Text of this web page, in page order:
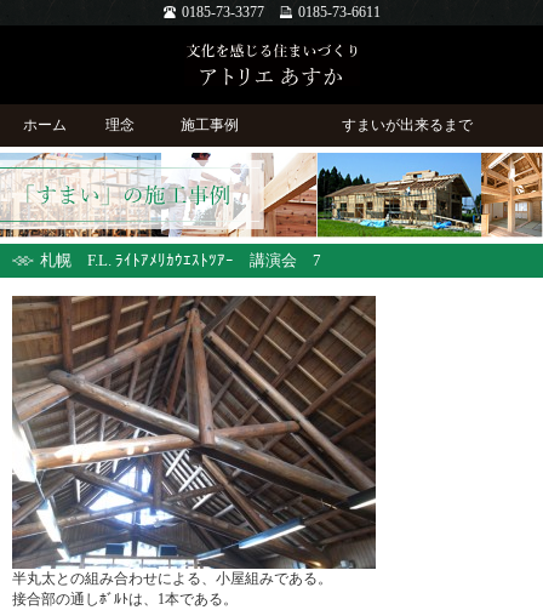
0185-73-3377 0185-73-6611
ホーム 理念 施工事例 すまいが出来るまで
札幌 F.L. ﾗｲﾄｱﾒﾘｶｳｴｽﾄﾂｱｰ 講演会 7
半丸太との組み合わせによる、小屋組みである。
接合部の通しﾎﾞﾙﾄは、1本である。